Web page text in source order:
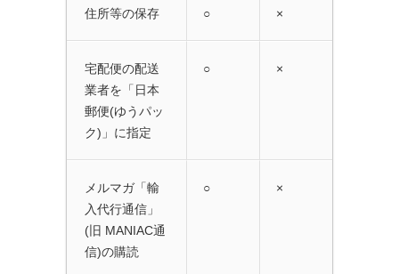
住所等の保存 ○ ×
宅配便の配送
業者を「日本
郵便(ゆうパッ
ク)」に指定
○ ×
メルマガ「輸
入代行通信」
(旧 MANIAC通
信)の購読
○ ×